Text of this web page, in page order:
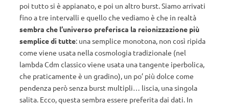
poi tutto si è appianato, e poi un altro burst. Siamo arrivati
fino a tre intervalli e quello che vediamo è che in realtà
sembra che l’universo preferisca la reionizzazione più
semplice di tutte: una semplice monotona, non così ripida
come viene usata nella cosmologia tradizionale (nel
lambda Cdm classico viene usata una tangente iperbolica,
che praticamente è un gradino), un po’ più dolce come
pendenza però senza burst multipli… liscia, una singola
salita. Ecco, questa sembra essere preferita dai dati. In